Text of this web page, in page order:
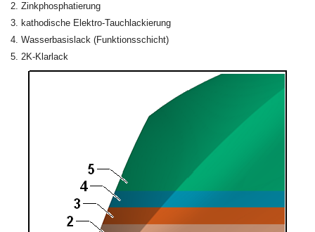
Zinkphosphatierung
kathodische Elektro-Tauchlackierung
Wasserbasislack (Funktionsschicht)
2K-Klarlack